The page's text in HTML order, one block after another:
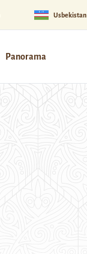
Usbekistan
Panorama